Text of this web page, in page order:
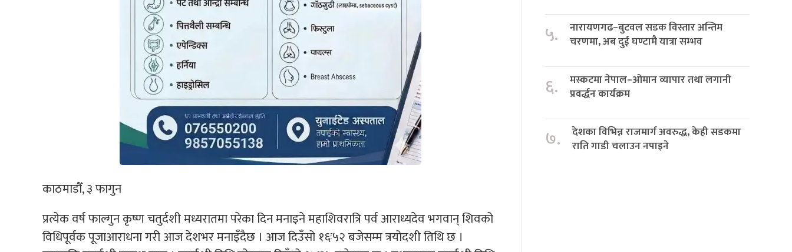
काठमाडौँ, ३ फागुन
प्रत्येक वर्ष फाल्गुन कृष्ण चतुर्दशी मध्यरातमा परेका दिन मनाइने महाशिवरात्रि पर्व आराध्यदेव भगवान् शिवको
विधिपूर्वक पूजाआराधना गरी आज देशभर मनाइँदैछ । आज दिउँसो १६ः५२ बजेसम्म त्रयोदशी तिथि छ ।
५.
नारायणगढ–बुटवल सडक विस्तार अन्तिम
चरणमा, अब दुई घण्टामै यात्रा सम्भव
६.
मस्कटमा नेपाल–ओमान व्यापार तथा लगानी
प्रवर्द्धन कार्यक्रम
७.
देशका विभिन्न राजमार्ग अवरुद्ध, केही सडकमा
राति गाडी चलाउन नपाइने